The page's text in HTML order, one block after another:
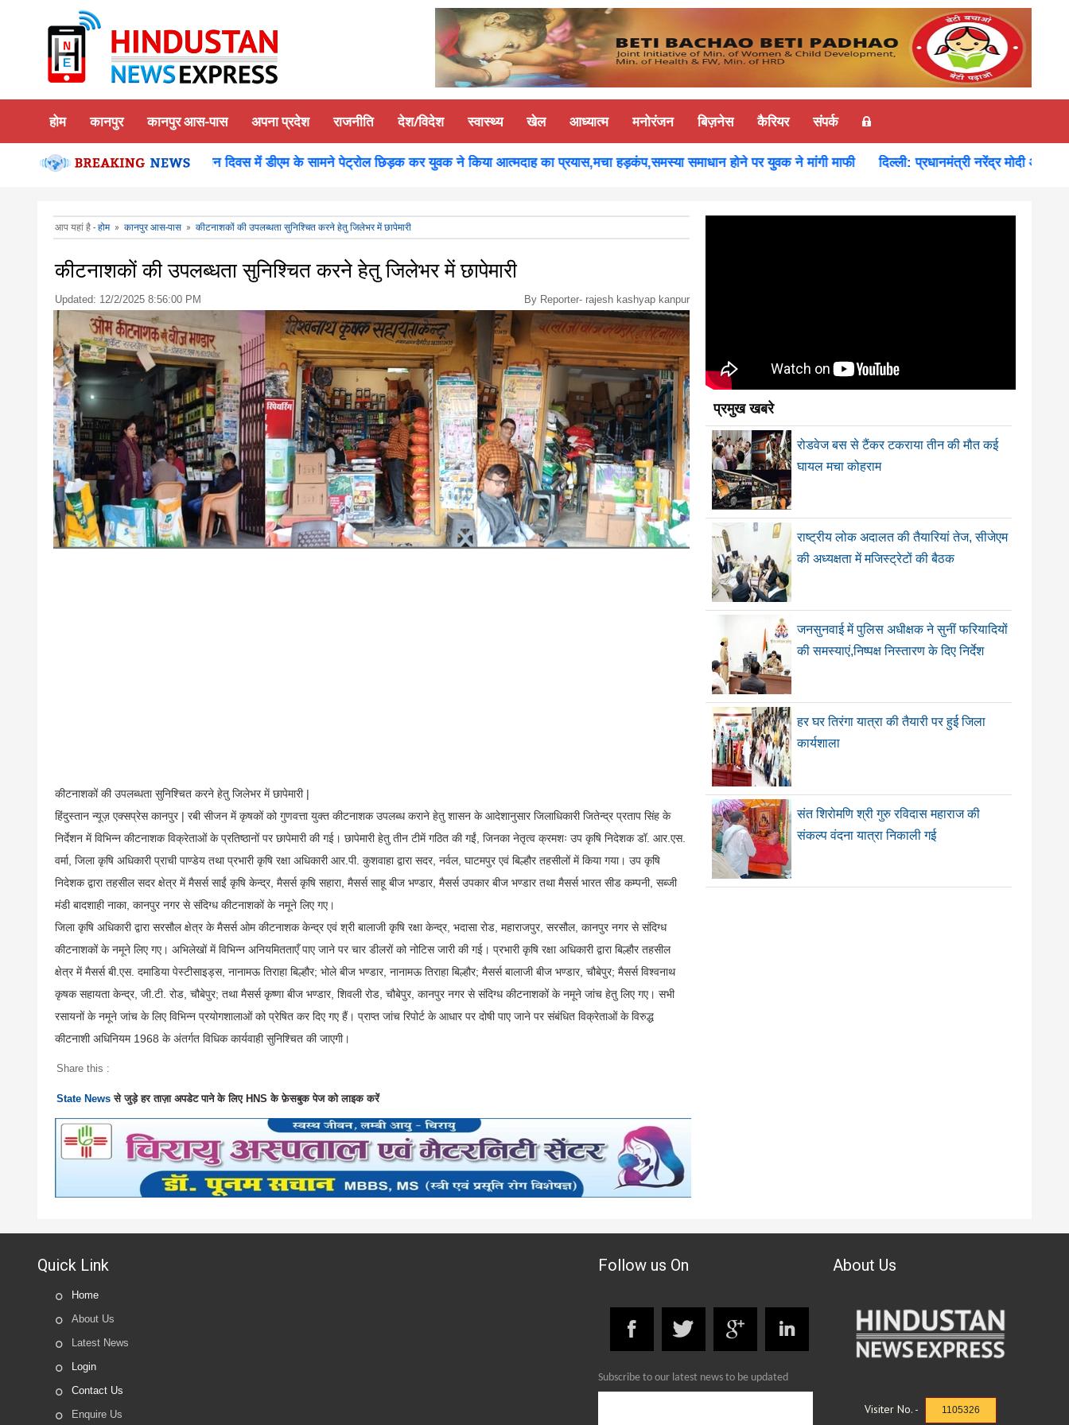
होम कानपुर कानपुर आस-पास अपना प्रदेश राजनीति देश/विदेश स्वास्थ्य खेल आध्यात्म मनोरंजन बिज़नेस कैरियर संपर्क
किया दर्शन पूजन कानपुर-समाधान दिवस में डीएम के सामने पेट्रोल छिड़क कर युवक ने किया आत्मदाह का प्रयास,मचा हड़कंप,समस्या समाधान होने पर युवक ने मांगी माफी दिल्ली: प्रधानमंत्री नरेंद्र मोदी और रूस के
आप यहां है - होम» कानपुर आस-पास » कीटनाशकों की उपलब्धता सुनिश्चित करने हेतु जिलेभर में छापेमारी
कीटनाशकों की उपलब्धता सुनिश्चित करने हेतु जिलेभर में छापेमारी
Updated: 12/2/2025 8:56:00 PM By Reporter- rajesh kashyap kanpur
कीटनाशकों की उपलब्धता सुनिश्चित करने हेतु जिलेभर में छापेमारी |
हिंदुस्तान न्यूज़ एक्सप्रेस कानपुर | रबी सीजन में कृषकों को गुणवत्ता युक्त कीटनाशक उपलब्ध कराने हेतु शासन के आदेशानुसार जिलाधिकारी जितेन्द्र प्रताप सिंह के
निर्देशन में विभिन्न कीटनाशक विक्रेताओं के प्रतिष्ठानों पर छापेमारी की गई। छापेमारी हेतु तीन टीमें गठित की गईं, जिनका नेतृत्व क्रमशः उप कृषि निदेशक डॉ. आर.एस.
वर्मा, जिला कृषि अधिकारी प्राची पाण्डेय तथा प्रभारी कृषि रक्षा अधिकारी आर.पी. कुशवाहा द्वारा सदर, नर्वल, घाटमपुर एवं बिल्हौर तहसीलों में किया गया। उप कृषि
निदेशक द्वारा तहसील सदर क्षेत्र में मैसर्स साईं कृषि केन्द्र, मैसर्स कृषि सहारा, मैसर्स साहू बीज भण्डार, मैसर्स उपकार बीज भण्डार तथा मैसर्स भारत सीड कम्पनी, सब्जी
मंडी बादशाही नाका, कानपुर नगर से संदिग्ध कीटनाशकों के नमूने लिए गए।
जिला कृषि अधिकारी द्वारा सरसौल क्षेत्र के मैसर्स ओम कीटनाशक केन्द्र एवं श्री बालाजी कृषि रक्षा केन्द्र, भदासा रोड, महाराजपुर, सरसौल, कानपुर नगर से संदिग्ध
कीटनाशकों के नमूने लिए गए। अभिलेखों में विभिन्न अनियमितताएँ पाए जाने पर चार डीलरों को नोटिस जारी की गई। प्रभारी कृषि रक्षा अधिकारी द्वारा बिल्हौर तहसील
क्षेत्र में मैसर्स बी.एस. दमाडिया पेस्टीसाइड्स, नानामऊ तिराहा बिल्हौर; भोले बीज भण्डार, नानामऊ तिराहा बिल्हौर; मैसर्स बालाजी बीज भण्डार, चौबेपुर; मैसर्स विश्वनाथ
कृषक सहायता केन्द्र, जी.टी. रोड, चौबेपुर; तथा मैसर्स कृष्णा बीज भण्डार, शिवली रोड, चौबेपुर, कानपुर नगर से संदिग्ध कीटनाशकों के नमूने जांच हेतु लिए गए। सभी
रसायनों के नमूने जांच के लिए विभिन्न प्रयोगशालाओं को प्रेषित कर दिए गए हैं। प्राप्त जांच रिपोर्ट के आधार पर दोषी पाए जाने पर संबंधित विक्रेताओं के विरुद्ध
कीटनाशी अधिनियम 1968 के अंतर्गत विधिक कार्यवाही सुनिश्चित की जाएगी।
Share this :
State News से जुड़े हर ताज़ा अपडेट पाने के लिए HNS के फ़ेसबुक पेज को लाइक करें
प्रमुख खबरे
रोडवेज बस से टैंकर टकराया तीन की मौत कई
घायल मचा कोहराम
राष्ट्रीय लोक अदालत की तैयारियां तेज, सीजेएम
की अध्यक्षता में मजिस्ट्रेटों की बैठक
जनसुनवाई में पुलिस अधीक्षक ने सुनीं फरियादियों
की समस्याएं,निष्पक्ष निस्तारण के दिए निर्देश
हर घर तिरंगा यात्रा की तैयारी पर हुई जिला
कार्यशाला
संत शिरोमणि श्री गुरु रविदास महाराज की
संकल्प वंदना यात्रा निकाली गई
Quick Link Follow us On About Us
Home
About Us
Latest News
Login
Contact Us
Enquire Us
Subscribe to our latest news to be updated
Visiter No. - 1105326